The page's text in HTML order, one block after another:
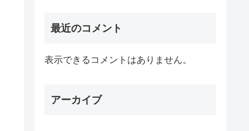
最近のコメント
表示できるコメントはありません。
アーカイブ